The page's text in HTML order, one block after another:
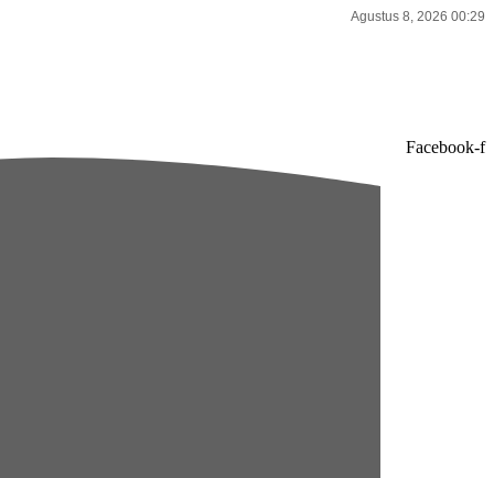
Agustus 8, 2026 00:29
Facebook-f